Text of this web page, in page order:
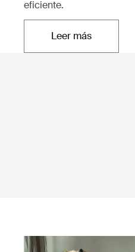
eficiente.
Leer másSe abre en